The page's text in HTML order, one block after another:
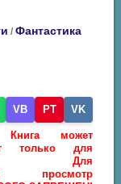
/Фантастика
VB PT VK
Книга может
только для
Для
просмотр